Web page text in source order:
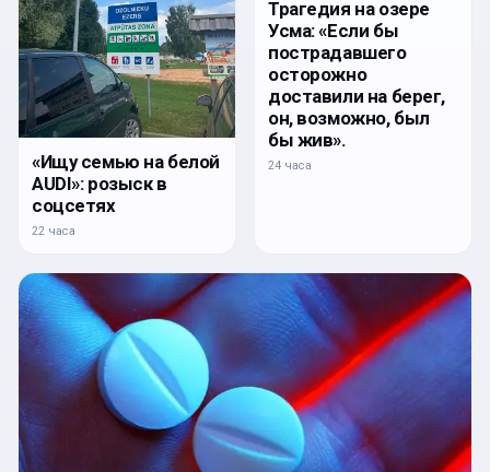
«Ищу семью на белой
AUDI»: розыск в
соцсетях
22 часа
Трагедия на озере
Усма: «Если бы
пострадавшего
осторожно
доставили на берег,
он, возможно, был
бы жив».
24 часа